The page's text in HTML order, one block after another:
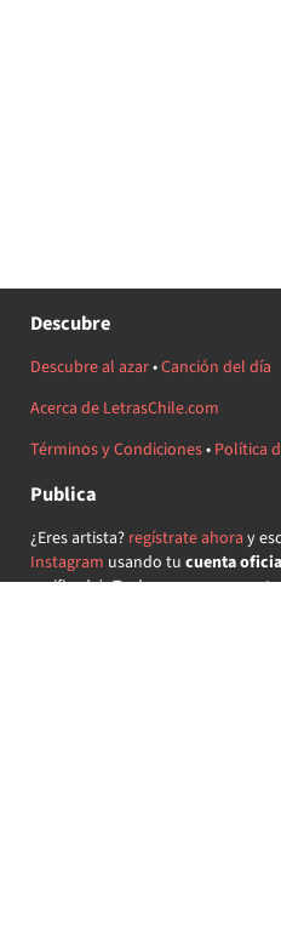
Descubre
Descubre al azar•Canción del día
Acerca de LetrasChile.com
Términos y Condiciones• Política
Publica
¿Eres artista? regístrate ahora y
Instagram usando tu cuenta
verificada) ¡Te daremos acceso a